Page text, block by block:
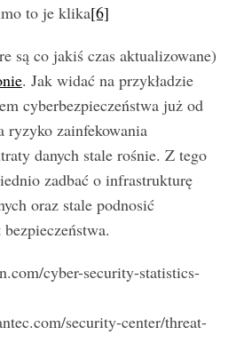
to je klika[6]
są co jakiś czas aktualizowane)
. Jak widać na przykładzie
cyberbezpieczeństwa już od
ryzyko zainfekowania
danych stale rośnie. Z tego
zadbać o infrastrukturę
oraz stale podnosić
cyber-security-statistics-
security-center/threat-